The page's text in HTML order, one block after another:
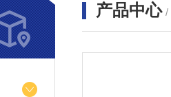
产品中心 /